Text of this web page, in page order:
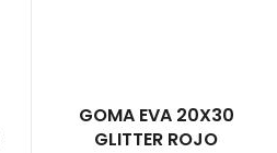
GOMA EVA 20X30
GLITTER ROJO